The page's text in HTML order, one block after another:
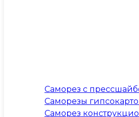
Саморез с
Саморезы
Саморез